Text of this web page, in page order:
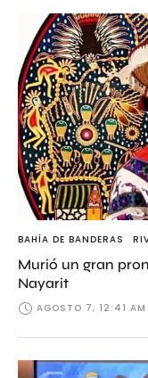
BAHÍA DE BANDERAS
Murió un gran
Nayarit
AGOSTO 7, 12:41 AM